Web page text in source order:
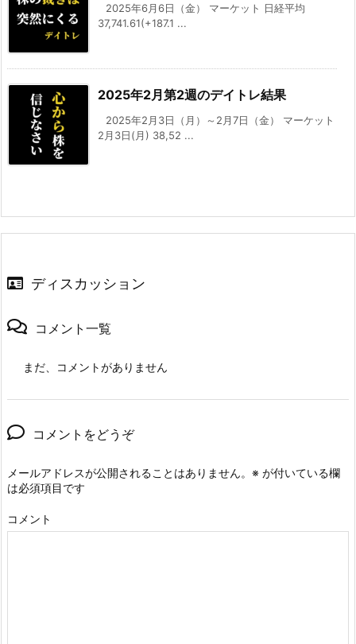
2025年6月6日（金） マーケット 日経平均
37,741.61(+187.1 ...
2025年2月第2週のデイトレ結果
2025年2月3日（月）～2月7日（金） マーケット
2月3日(月) 38,52 ...
ディスカッション
コメント一覧
まだ、コメントがありません
コメントをどうぞ
メールアドレスが公開されることはありません。 ※ が付いている欄
は必須項目です
コメント